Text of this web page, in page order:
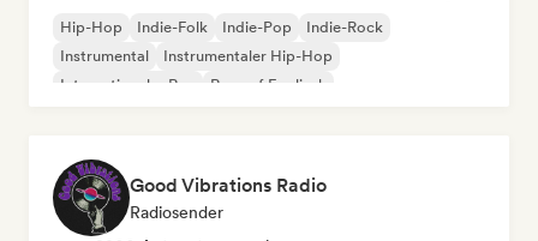
Hip-Hop Indie-Folk Indie-Pop
Indie-Rock
Instrumental
Instrumentaler Hip-Hop
Internationaler Rap
Rap auf Englisch
Good Vibrations Radio
Radiosender